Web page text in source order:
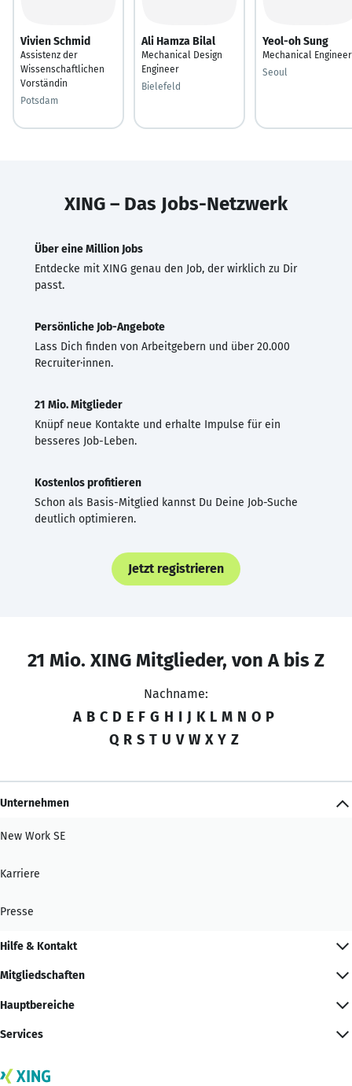
Vivien Schmid
Assistenz der
Wissenschaftlichen
Vorständin
Potsdam
Ali Hamza Bilal
Mechanical Design
Engineer
Bielefeld
Yeol-oh Sung
Mechanical Engineer
Seoul
XING – Das Jobs-Netzwerk
Über eine Million Jobs
Entdecke mit XING genau den Job, der wirklich zu Dir
passt.
Persönliche Job-Angebote
Lass Dich finden von Arbeitgebern und über 20.000
Recruiter·innen.
21 Mio. Mitglieder
Knüpf neue Kontakte und erhalte Impulse für ein
besseres Job-Leben.
Kostenlos profitieren
Schon als Basis-Mitglied kannst Du Deine Job-Suche
deutlich optimieren.
Jetzt registrieren
21 Mio. XING Mitglieder, von A bis Z
Nachname:
A B C D E F G H I J K L M N O P
Q R S T U V W X Y Z
Unternehmen
New Work SE
Karriere
Presse
Hilfe & Kontakt
Mitgliedschaften
Hauptbereiche
Services